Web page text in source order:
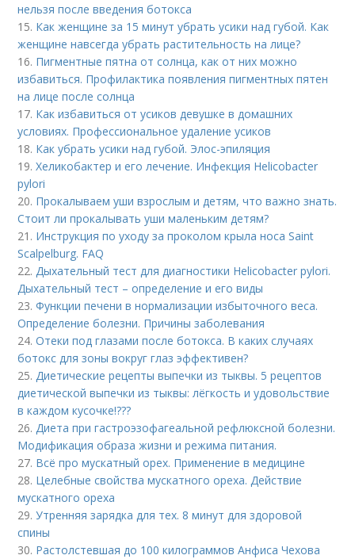
нельзя после введения ботокса
15. Как женщине за 15 минут убрать усики над губой. Как
женщине навсегда убрать растительность на лице?
16. Пигментные пятна от солнца, как от них можно
избавиться. Профилактика появления пигментных пятен
на лице после солнца
17. Как избавиться от усиков девушке в домашних
условиях. Профессиональное удаление усиков
18. Как убрать усики над губой. Элос-эпиляция
19.Хеликобактер и его лечение. Инфекция Helicobacter
pylori
20. Прокалываем уши взрослым и детям, что важно знать.
Стоит ли прокалывать уши маленьким детям?
21. Инструкция по уходу за проколом крыла носа Saint
Scalpelburg. FAQ
22.Дыхательный тест для диагностики Helicobacter pylori.
Дыхательный тест – определение и его виды
23.Функции печени в нормализации избыточного веса.
Определение болезни. Причины заболевания
24.Отеки под глазами после ботокса. В каких случаях
ботокс для зоны вокруг глаз эффективен?
25.Диетические рецепты выпечки из тыквы. 5 рецептов
диетической выпечки из тыквы: лёгкость и удовольствие
в каждом кусочке!???
26.Диета при гастроэзофагеальной рефлюксной болезни.
Модификация образа жизни и режима питания.
27. Всё про мускатный орех. Применение в медицине
28. Целебные свойства мускатного ореха. Действие
мускатного ореха
29.Утренняя зарядка для тех. 8 минут для здоровой
спины
30. Растолстевшая до 100 килограммов Анфиса Чехова